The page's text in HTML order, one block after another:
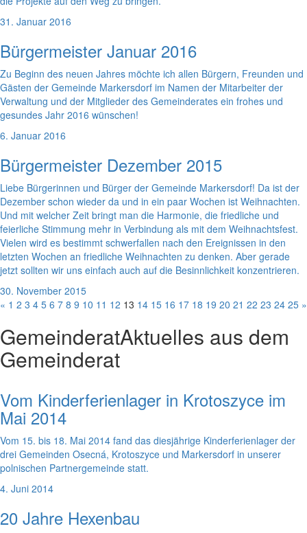
31. Januar 2016
Bürgermeister Januar 2016
Zu Beginn des neuen Jahres möchte ich allen Bürgern, Freunden und
Gästen der Gemeinde Markersdorf im Namen der Mitarbeiter der
Verwaltung und der Mitglieder des Gemeinderates ein frohes und
gesundes Jahr 2016 wünschen!
6. Januar 2016
Bürgermeister Dezember 2015
Liebe Bürgerinnen und Bürger der Gemeinde Markersdorf! Da ist der
Dezember schon wieder da und in ein paar Wochen ist Weihnachten.
Und mit welcher Zeit bringt man die Harmonie, die friedliche und
feierliche Stimmung mehr in Verbindung als mit dem Weihnachtsfest.
Vielen wird es bestimmt schwerfallen nach den Ereignissen in den
letzten Wochen an friedliche Weihnachten zu denken. Aber gerade
jetzt sollten wir uns einfach auch auf die Besinnlichkeit konzentrieren.
30. November 2015
« 1 2 3 4 5 6 7 8 9 10 11 12 13 14 15 16 17 18 19 20 21 22 23 24 25 »
GemeinderatAktuelles aus dem
Gemeinderat
Vom Kinderferienlager in Krotoszyce im
Mai 2014
Vom 15. bis 18. Mai 2014 fand das diesjährige Kinderferienlager der
drei Gemeinden Osecná, Krotoszyce und Markersdorf in unserer
polnischen Partnergemeinde statt.
4. Juni 2014
20 Jahre Hexenbau